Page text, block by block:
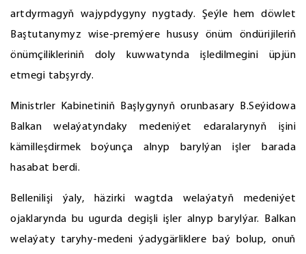
artdyrmagyň wajypdygyny nygtady. Şeýle hem döwlet
Baştutanymyz wise-premýere hususy önüm öndürijileriň
önümçilikleriniň doly kuwwatynda işledilmegini üpjün
etmegi tabşyrdy.
Ministrler Kabinetiniň Başlygynyň orunbasary B.Seýidowa
Balkan welaýatyndaky medeniýet edaralarynyň işini
kämilleşdirmek boýunça alnyp barylýan işler barada
hasabat berdi.
Bellenilişi ýaly, häzirki wagtda welaýatyň medeniýet
ojaklarynda bu ugurda degişli işler alnyp barylýar. Balkan
welaýaty taryhy-medeni ýadygärliklere baý bolup, onuň